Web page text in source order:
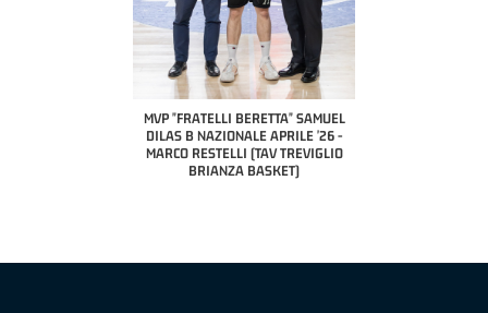
MVP "FRATELLI BERETTA" SAMUEL
DILAS B NAZIONALE APRILE '26 -
MARCO RESTELLI (TAV TREVIGLIO
BRIANZA BASKET)